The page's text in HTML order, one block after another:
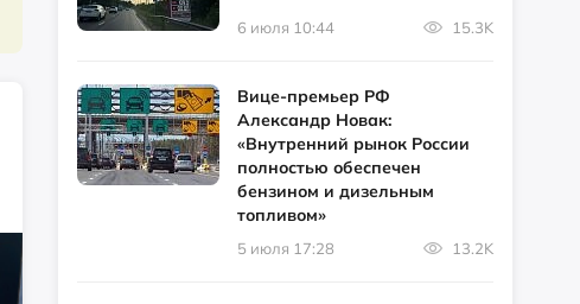
6 июля 10:44 15.3K
Вице-премьер РФ
Александр Новак:
«Внутренний рынок России
полностью обеспечен
бензином и дизельным
топливом»
5 июля 17:28 13.2K